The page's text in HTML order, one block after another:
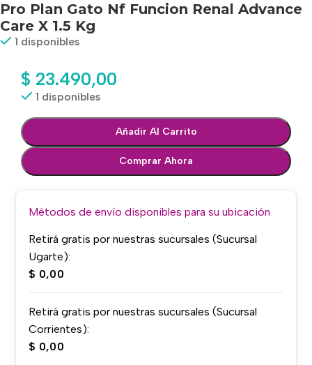
Pro Plan Gato Nf Funcion Renal Advance
Care X 1.5 Kg
1 disponibles
$ 23.490,00
1 disponibles
Añadir Al Carrito
Comprar Ahora
Métodos de envío disponibles para su ubicación
Retirá gratis por nuestras sucursales (Sucursal
Ugarte):
$ 0,00
Retirá gratis por nuestras sucursales (Sucursal
Corrientes):
$ 0,00